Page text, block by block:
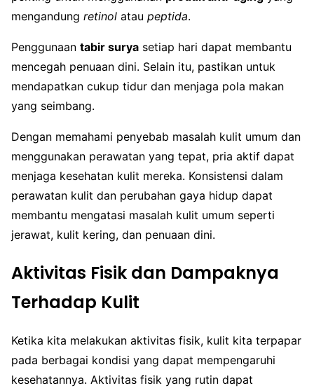
mengandung retinol atau peptida.
Penggunaan tabir surya setiap hari dapat membantu
mencegah penuaan dini. Selain itu, pastikan untuk
mendapatkan cukup tidur dan menjaga pola makan
yang seimbang.
Dengan memahami penyebab masalah kulit umum dan
menggunakan perawatan yang tepat, pria aktif dapat
menjaga kesehatan kulit mereka. Konsistensi dalam
perawatan kulit dan perubahan gaya hidup dapat
membantu mengatasi masalah kulit umum seperti
jerawat, kulit kering, dan penuaan dini.
Aktivitas Fisik dan Dampaknya
Terhadap Kulit
Ketika kita melakukan aktivitas fisik, kulit kita terpapar
pada berbagai kondisi yang dapat mempengaruhi
kesehatannya. Aktivitas fisik yang rutin dapat